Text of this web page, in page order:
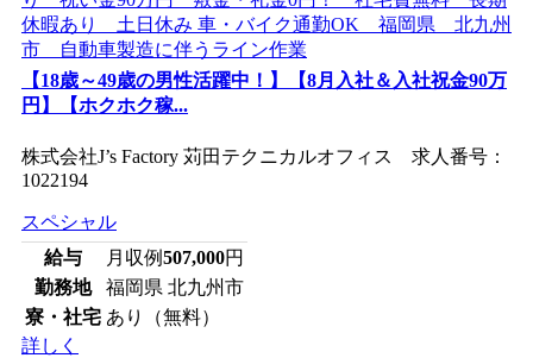
【18歳～49歳の男性活躍中！】【8月入社＆入社祝金90万
円】【ホクホク稼...
株式会社J’s Factory 苅田テクニカルオフィス 求人番号：
1022194
スペシャル
給与
月収例507,000円
勤務地
福岡県 北九州市
寮・社宅 あり（無料）
詳しく